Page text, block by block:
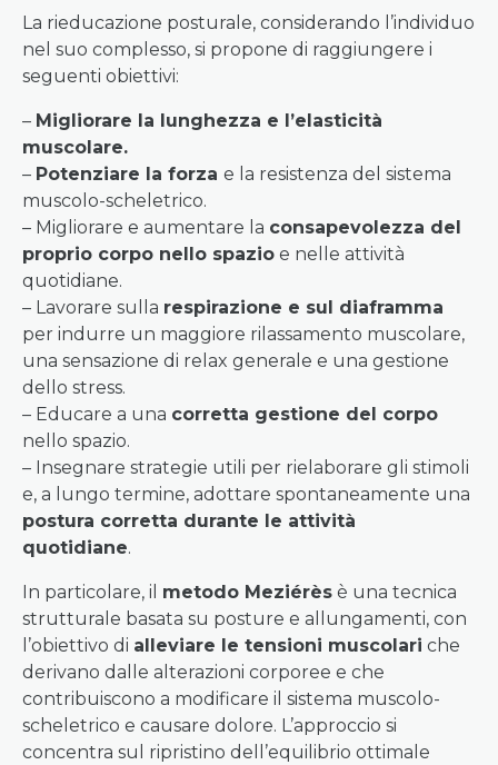
La rieducazione posturale, considerando l’individuo
nel suo complesso, si propone di raggiungere i
seguenti obiettivi:
– Migliorare la lunghezza e l’elasticità
muscolare.
– Potenziare la forza e la resistenza del sistema
muscolo-scheletrico.
– Migliorare e aumentare la consapevolezza del
proprio corpo nello spazio e nelle attività
quotidiane.
– Lavorare sulla respirazione e sul diaframma
per indurre un maggiore rilassamento muscolare,
una sensazione di relax generale e una gestione
dello stress.
– Educare a una corretta gestione del corpo
nello spazio.
– Insegnare strategie utili per rielaborare gli stimoli
e, a lungo termine, adottare spontaneamente una
postura corretta durante le attività
quotidiane.
In particolare, il metodo Meziérès è una tecnica
strutturale basata su posture e allungamenti, con
l’obiettivo di alleviare le tensioni muscolari che
derivano dalle alterazioni corporee e che
contribuiscono a modificare il sistema muscolo-
scheletrico e causare dolore. L’approccio si
concentra sul ripristino dell’equilibrio ottimale